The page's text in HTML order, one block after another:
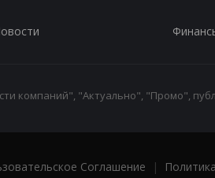
компаний", "Актуально", "Промо",
Соглашение |